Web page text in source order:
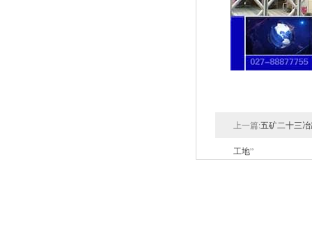
上一篇:五矿二十三
工地”